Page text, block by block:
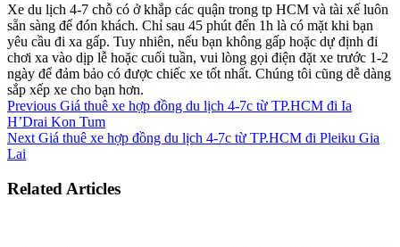
Xe du lịch 4-7 chỗ có ở khắp các quận trong tp HCM và tài xế luôn
sẵn sàng để đón khách. Chỉ sau 45 phút đến 1h là có mặt khi bạn
yêu cầu đi xa gấp. Tuy nhiên, nếu bạn không gấp hoặc dự định đi
chơi xa vào dịp lễ hoặc cuối tuần, vui lòng gọi điện đặt xe trước 1-2
ngày để đảm bảo có được chiếc xe tốt nhất. Chúng tôi cũng dễ dàng
sắp xếp xe cho bạn hơn.
Previous Giá thuê xe hợp đồng du lịch 4-7c từ TP.HCM đi Ia
H’Drai Kon Tum
Next Giá thuê xe hợp đồng du lịch 4-7c từ TP.HCM đi Pleiku Gia
Lai
Related Articles